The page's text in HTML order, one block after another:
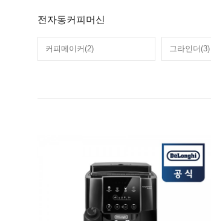
전자동커피머신
커피메이커(2) 그라인더(3)